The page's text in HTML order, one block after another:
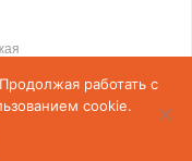
работать с
cookie.